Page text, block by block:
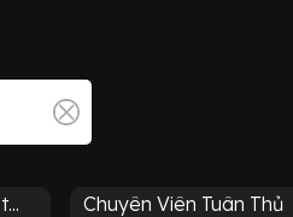
Chuyên Viên Tuân Thủ